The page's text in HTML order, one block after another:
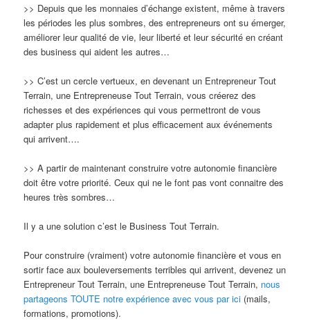
>> Depuis que les monnaies d’échange existent, même à travers
les périodes les plus sombres, des entrepreneurs ont su émerger,
améliorer leur qualité de vie, leur liberté et leur sécurité en créant
des business qui aident les autres…
>> C’est un cercle vertueux, en devenant un Entrepreneur Tout
Terrain, une Entrepreneuse Tout Terrain, vous créerez des
richesses et des expériences qui vous permettront de vous
adapter plus rapidement et plus efficacement aux événements
qui arrivent….
>> A partir de maintenant construire votre autonomie financière
doit être votre priorité. Ceux qui ne le font pas vont connaitre des
heures très sombres…
Il y a une solution c’est le Business Tout Terrain.
Pour construire (vraiment) votre autonomie financière et vous en
sortir face aux bouleversements terribles qui arrivent, devenez un
Entrepreneur Tout Terrain, une Entrepreneuse Tout Terrain, nous
partageons TOUTE notre expérience avec vous par ici (mails,
formations, promotions).